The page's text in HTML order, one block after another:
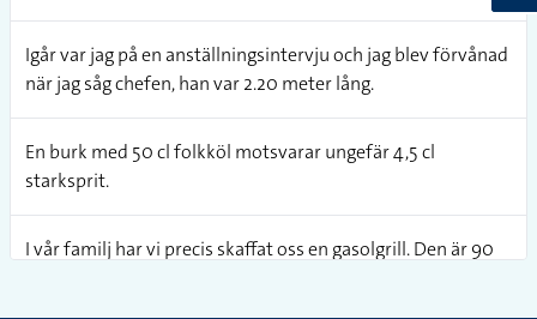
Igår var jag på en anställningsintervju och jag blev förvånad
när jag såg chefen, han var 2.20 meter lång.
En burk med 50 cl folkköl motsvarar ungefär 4,5 cl
starksprit.
I vår familj har vi precis skaffat oss en gasolgrill. Den är 90